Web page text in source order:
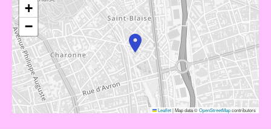
+
−
Leaflet|Map data ©OpenStreetMapcontributors